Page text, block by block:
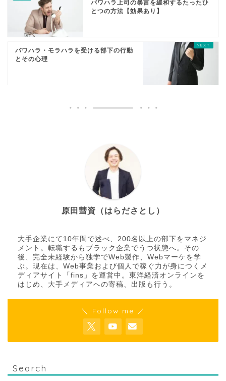
パワハラ上司の暴言を緩和するたったひ
とつの方法【効果あり】
パワハラ・モラハラを受ける部下の行動
とその心理
原田彗資（はらださとし）
大手企業にて10年間で述べ、200名以上の部下をマネジ
メント。転職するもブラック企業でうつ状態へ。その
後、完全未経験から独学でWeb製作、Webマーケを学
ぶ。現在は、Web事業および個人で稼ぐ力が身につくメ
ディアサイト「fins」を運営中。東洋経済オンラインを
はじめ、大手メディアへの寄稿、出版も行う。
＼ Follow me ／
Search